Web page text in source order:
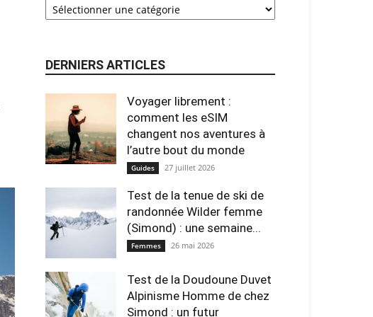
DERNIERS ARTICLES
Voyager librement :
comment les eSIM
changent nos aventures à
l’autre bout du monde
Guides 27 juillet 2026
Test de la tenue de ski de
randonnée Wilder femme
(Simond) : une semaine...
Femmes 26 mai 2026
Test de la Doudoune Duvet
Alpinisme Homme de chez
Simond : un futur